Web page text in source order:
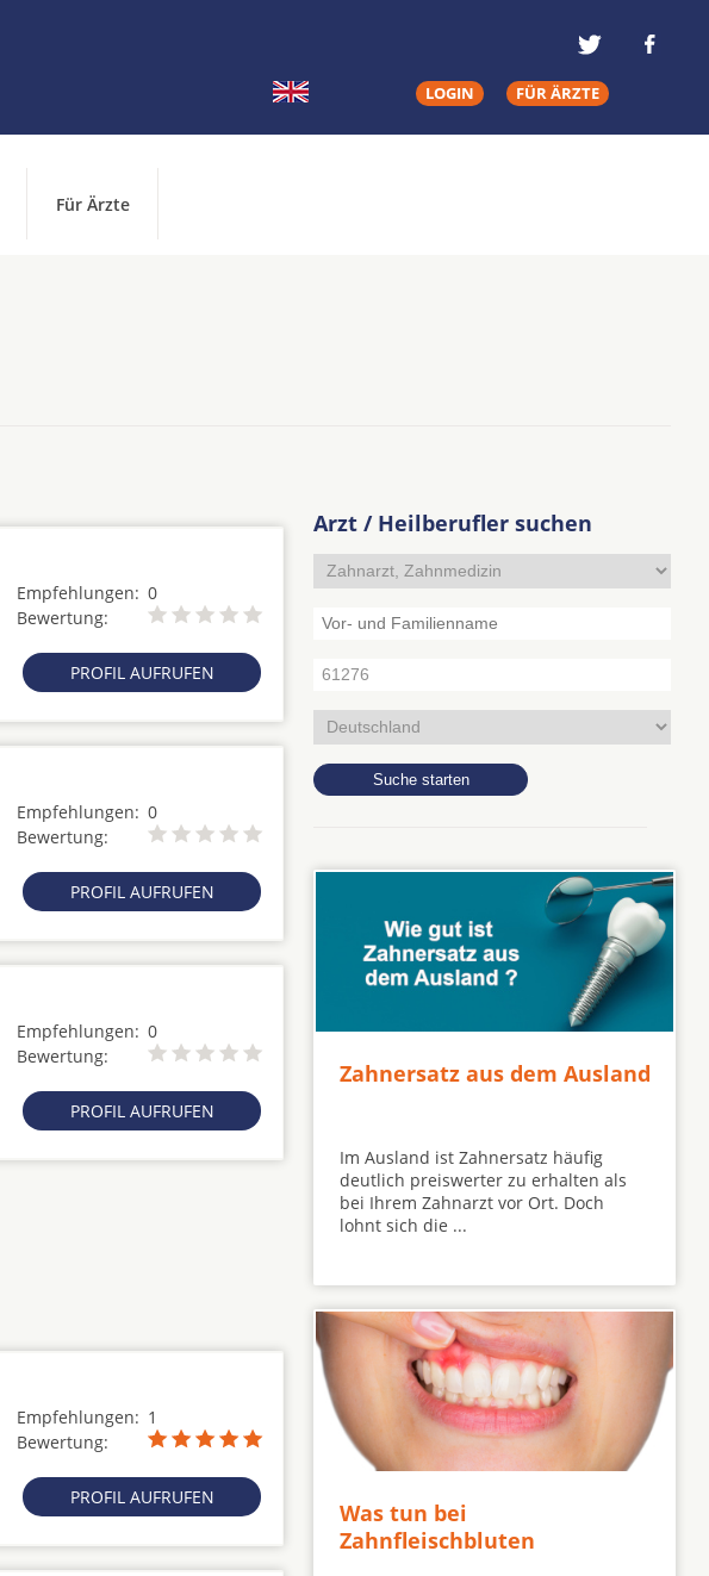
LOGIN FÜR ÄRZTE
Für Ärzte
Empfehlungen: 0
Bewertung:
PROFIL AUFRUFEN
Empfehlungen: 0
Bewertung:
PROFIL AUFRUFEN
Empfehlungen: 0
Bewertung:
PROFIL AUFRUFEN
Empfehlungen: 1
Bewertung:
PROFIL AUFRUFEN
Arzt / Heilberufler suchen
Zahnersatz aus dem Ausland
Im Ausland ist Zahnersatz häufig
deutlich preiswerter zu erhalten als
bei Ihrem Zahnarzt vor Ort. Doch
lohnt sich die ...
Was tun bei
Zahnfleischbluten